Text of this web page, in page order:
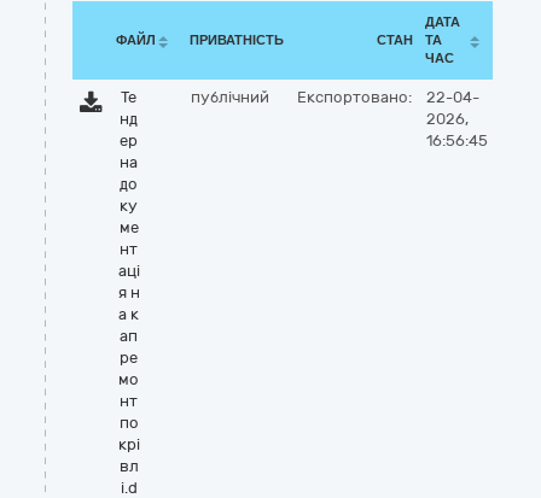
ФАЙЛ ПРИВАТНІСТЬ СТАН
ДАТА
ТА
ЧАС
Те
нд
ер
на
до
ку
ме
нт
аці
я н
а к
ап
ре
мо
нт
по
крі
вл
і.d
публічний Експортовано:
22-04-
2026,
16:56:45